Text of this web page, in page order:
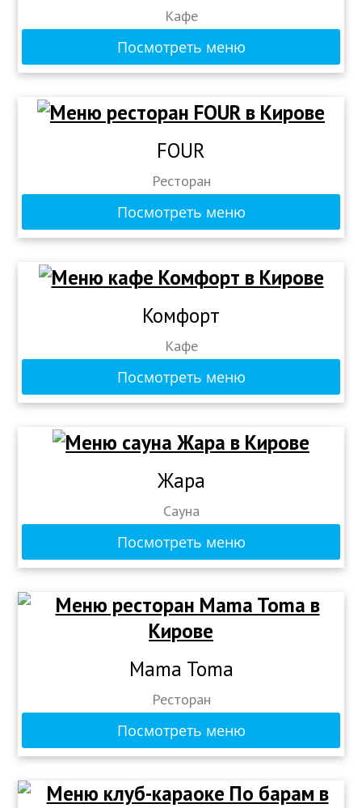
Кафе
Посмотреть меню
FOUR
Ресторан
Посмотреть меню
Комфорт
Кафе
Посмотреть меню
Жара
Сауна
Посмотреть меню
Mama Toma
Ресторан
Посмотреть меню